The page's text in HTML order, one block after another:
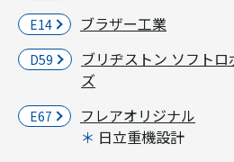
E14 ブラザー工業
D59
ブリヂストン ソフト
ズ
E67
フレアオリジナル
日立重機設計